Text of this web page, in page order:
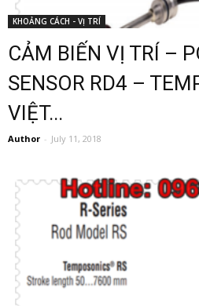
KHOẢNG CÁCH - VỊ TRÍ
CẢM BIẾN VỊ TRÍ –
SENSOR RD4 –
VIỆT...
Author - July 11, 2018